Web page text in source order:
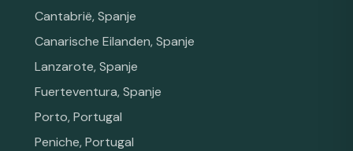
Cantabrië, Spanje
Canarische Eilanden, Spanje
Lanzarote, Spanje
Fuerteventura, Spanje
Porto, Portugal
Peniche, Portugal